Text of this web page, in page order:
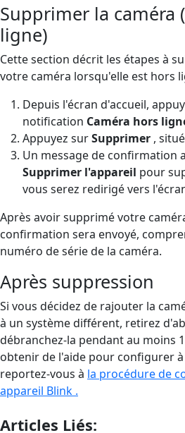
Supprimer la caméra
ligne)
Cette section décrit les étapes à
votre caméra lorsqu'elle est hors
Depuis l'écran d'accueil,
notification Caméra hors
Appuyez surSupprimer ,
Un message de confirmation
Supprimer l'appareil pour
vous serez redirigé vers
Après avoir supprimé votre
confirmation sera envoyé,
numéro de série de la caméra.
Après suppression
Si vous décidez de rajouter la
à un système différent, retirez
débranchez-la pendant au moins
obtenir de l'aide pour configurer
reportez-vous à la procédure de
appareil Blink .
Articles Liés: